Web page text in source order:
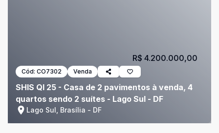
Cód: CO7302 Venda
SHIS QI 25 - Casa de 2 pavimentos à venda, 4
quartos sendo 2 suítes - Lago Sul - DF
Lago Sul, Brasília - DF
R$ 4.200.000,00